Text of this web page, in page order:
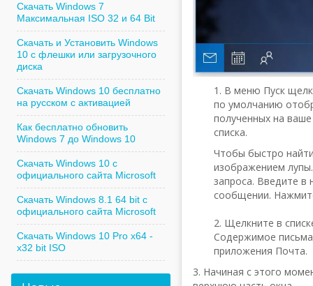
1. В меню Пуск
по умолчанию
полученных на
списка.
Чтобы быстро
изображением
запроса. Введите в
сообщении.
2. Щелкните в
Содержимое
приложения Почта.
3. Начиная с этого
Скачать Windows 7
Максимальная ISO 32 и 64 Bit
Скачать и Установить Windows
10 с флешки или загрузочного
диска
Скачать Windows 10 бесплатно
на русском с активацией
Как бесплатно обновить
Windows 7 до Windows 10
Скачать Windows 10 с
официального сайта Microsoft
Скачать Windows 8.1 64 bit с
официального сайта Microsoft
Скачать Windows 10 Pro x64 -
x32 bit ISO